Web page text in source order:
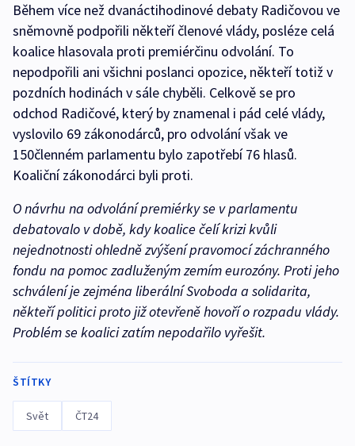
Během více než dvanáctihodinové debaty Radičovou ve
sněmovně podpořili někteří členové vlády, posléze celá
koalice hlasovala proti premiérčinu odvolání. To
nepodpořili ani všichni poslanci opozice, někteří totiž v
pozdních hodinách v sále chyběli. Celkově se pro
odchod Radičové, který by znamenal i pád celé vlády,
vyslovilo 69 zákonodárců, pro odvolání však ve
150členném parlamentu bylo zapotřebí 76 hlasů.
Koaliční zákonodárci byli proti.
O návrhu na odvolání premiérky se v parlamentu
debatovalo v době, kdy koalice čelí krizi kvůli
nejednotnosti ohledně zvýšení pravomocí záchranného
fondu na pomoc zadluženým zemím eurozóny. Proti jeho
schválení je zejména liberální Svoboda a solidarita,
někteří politici proto již otevřeně hovoří o rozpadu vlády.
Problém se koalici zatím nepodařilo vyřešit.
ŠTÍTKY
Svět ČT24